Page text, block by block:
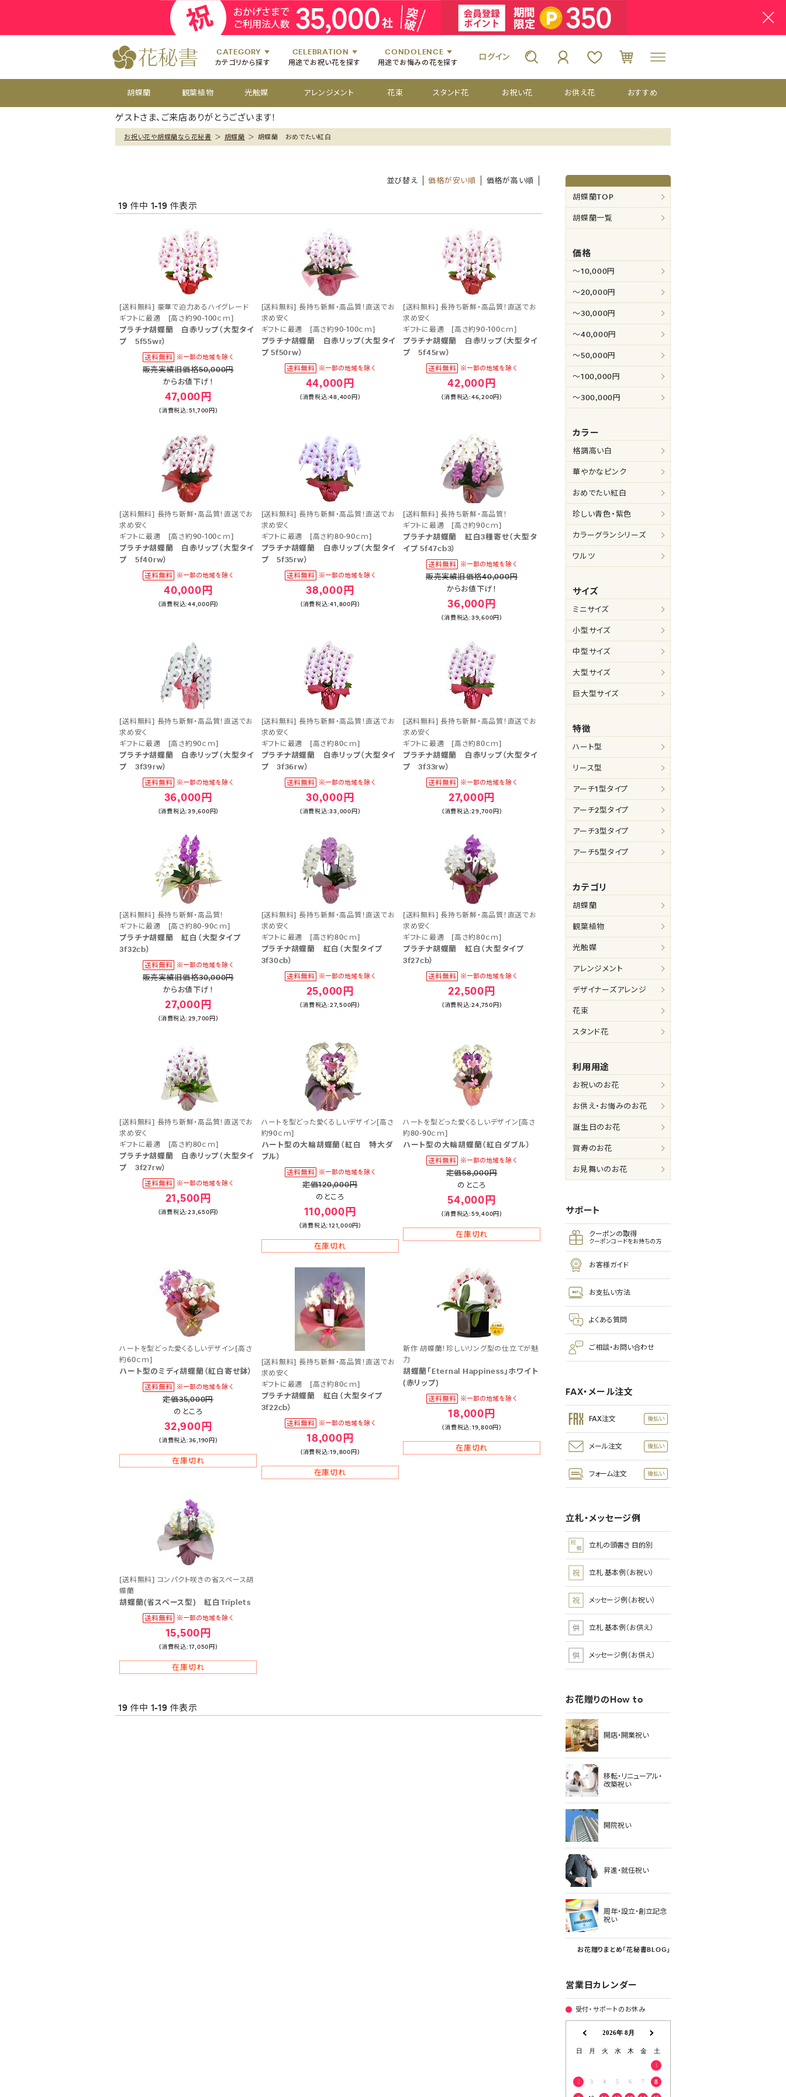
CATEGORY
カテゴリから探す
お祝い花
お供え花
おすすめ
CELEBRATION
用途でお祝い花を探す
開店祝いのお花
開設祝いのお花
楽屋見舞いのお花
個展・展覧会のお花
CONDOLENCE
用途でお悔みの花を探す
四十九日のお供え花
百か日のお供え花
お彼岸のお供え花
供花[通夜・葬儀・告別式]
ログイン
胡蝶蘭 観葉植物 光触媒 アレンジメント 花束 スタンド花 お祝い花 お供え花 おすすめ
ゲストさま、ご来店ありがとうございます！
お祝い花や胡蝶蘭なら花秘書 ＞ 胡蝶蘭 ＞ 胡蝶蘭 おめでたい紅白
並び替え 価格が安い順 価格が高い順
19 件中 1-19 件表示
[送料無料] 豪華で迫力あるハイグレード
ギフトに最適 [高さ約90-100ｃｍ]
プラチナ胡蝶蘭 白赤リップ（大型タイ
プ 5f55wr）
販売実績旧価格50,000円
からお値下げ！
47,000円
(消費税込:51,700円)
[送料無料] 長持ち新鮮・高品質！直送でお
求め安く
ギフトに最適 [高さ約90-100ｃｍ]
プラチナ胡蝶蘭 白赤リップ（大型タイ
プ 5f50rw）
44,000円
(消費税込:48,400円)
[送料無料] 長持ち新鮮・高品質！直送でお
求め安く
ギフトに最適 [高さ約90-100ｃｍ]
プラチナ胡蝶蘭 白赤リップ（大型タイ
プ 5f45rw）
42,000円
(消費税込:46,200円)
[送料無料] 長持ち新鮮・高品質！直送でお
求め安く
ギフトに最適 [高さ約90-100ｃｍ]
プラチナ胡蝶蘭 白赤リップ（大型タイ
プ 5f40rw）
40,000円
(消費税込:44,000円)
[送料無料] 長持ち新鮮・高品質！直送でお
求め安く
ギフトに最適 [高さ約80-90ｃｍ]
プラチナ胡蝶蘭 白赤リップ（大型タイ
プ 5f35rw）
38,000円
(消費税込:41,800円)
[送料無料] 長持ち新鮮・高品質！
ギフトに最適 [高さ約90ｃｍ]
プラチナ胡蝶蘭 紅白3種寄せ（大型タ
イプ 5f47cb3）
販売実績旧価格40,000円
からお値下げ！
36,000円
(消費税込:39,600円)
[送料無料] 長持ち新鮮・高品質！直送でお
求め安く
ギフトに最適 [高さ約90ｃｍ]
プラチナ胡蝶蘭 白赤リップ（大型タイ
プ 3f39rw）
36,000円
(消費税込:39,600円)
[送料無料] 長持ち新鮮・高品質！直送でお
求め安く
ギフトに最適 [高さ約80ｃｍ]
プラチナ胡蝶蘭 白赤リップ（大型タイ
プ 3f36rw）
30,000円
(消費税込:33,000円)
[送料無料] 長持ち新鮮・高品質！直送でお
求め安く
ギフトに最適 [高さ約80ｃｍ]
プラチナ胡蝶蘭 白赤リップ（大型タイ
プ 3f33rw）
27,000円
(消費税込:29,700円)
[送料無料] 長持ち新鮮・高品質！
ギフトに最適 [高さ約80-90ｃｍ]
プラチナ胡蝶蘭 紅白（大型タイプ
3f32cb）
販売実績旧価格30,000円
からお値下げ！
27,000円
(消費税込:29,700円)
[送料無料] 長持ち新鮮・高品質！直送でお
求め安く
ギフトに最適 [高さ約80ｃｍ]
プラチナ胡蝶蘭 紅白（大型タイプ
3f30cb）
25,000円
(消費税込:27,500円)
[送料無料] 長持ち新鮮・高品質！直送でお
求め安く
ギフトに最適 [高さ約80ｃｍ]
プラチナ胡蝶蘭 紅白（大型タイプ
3f27cb）
22,500円
(消費税込:24,750円)
[送料無料] 長持ち新鮮・高品質！直送でお
求め安く
ギフトに最適 [高さ約80ｃｍ]
プラチナ胡蝶蘭 白赤リップ（大型タイ
プ 3f27rw）
21,500円
(消費税込:23,650円)
ハートを型どった愛くるしいデザイン[高さ
約90ｃｍ]
ハート型の大輪胡蝶蘭（紅白 特大ダ
ブル）
定価120,000円
のところ
110,000円
(消費税込:121,000円)
在庫切れ
ハートを型どった愛くるしいデザイン[高さ
約80-90ｃｍ]
ハート型の大輪胡蝶蘭（紅白ダブル）
定価58,000円
のところ
54,000円
(消費税込:59,400円)
在庫切れ
ハートを型どった愛くるしいデザイン[高さ
約60ｃｍ]
ハート型のミディ胡蝶蘭（紅白寄せ鉢）
定価35,000円
のところ
32,900円
(消費税込:36,190円)
在庫切れ
[送料無料] 長持ち新鮮・高品質！直送でお
求め安く
ギフトに最適 [高さ約80ｃｍ]
プラチナ胡蝶蘭 紅白（大型タイプ
3f22cb）
18,000円
(消費税込:19,800円)
在庫切れ
新作 胡蝶蘭！珍しいリング型の仕立てが魅
力
胡蝶蘭「Eternal Happiness」ホワイト
(赤リップ)
18,000円
(消費税込:19,800円)
在庫切れ
[送料無料] コンパクト咲きの省スペース胡
蝶蘭
胡蝶蘭(省スペース型) 紅白Triplets
15,500円
(消費税込:17,050円)
在庫切れ
19 件中 1-19 件表示
胡蝶蘭TOP
胡蝶蘭一覧
価格
～10,000円
～20,000円
～30,000円
～40,000円
～50,000円
～100,000円
～300,000円
カラー
格調高い白
華やかなピンク
おめでたい紅白
珍しい青色・紫色
カラーグランシリーズ
ワルツ
サイズ
ミニサイズ
小型サイズ
中型サイズ
大型サイズ
巨大型サイズ
特徴
ハート型
リース型
アーチ1型タイプ
アーチ2型タイプ
アーチ3型タイプ
アーチ5型タイプ
カテゴリ
胡蝶蘭
観葉植物
光触媒
アレンジメント
デザイナーズアレンジ
花束
スタンド花
利用用途
お祝いのお花
お供え・お悔みのお花
誕生日のお花
賀寿のお花
お見舞いのお花
サポート
クーポンの取得
クーポンコードをお持ちの方
お客様ガイド
お支払い方法
よくある質問
ご相談・お問い合わせ
FAX・メール注文
FAX注文
メール注文
フォーム注文
立札・メッセージ例
立札の頭書き 目的別
立札 基本例（お祝い）
メッセージ例（お祝い）
立札 基本例（お供え）
メッセージ例（お供え）
お花贈りのHow to
開店・開業祝い
移転・リニューアル・
改築祝い
開院祝い
昇進・就任祝い
周年・設立・創立記念
祝い
お花贈りまとめ「花秘書BLOG」
営業日カレンダー
受付・サポートのお休み